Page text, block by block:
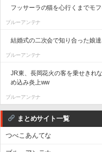
フッサーラの猫を心行くまでモ
ブルーアンテナ
結婚式の二次会で知り合った娘
ブルーアンテナ
JR東、長岡花火の客を乗せきれ
め込み炎上ww
ブルーアンテナ
まとめサイト一覧
つべこあんてな